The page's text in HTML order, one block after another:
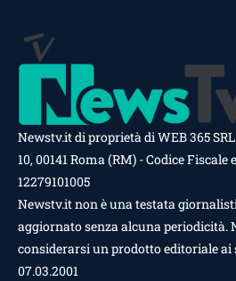
Newstv.it di proprietà di WEB 365
10, 00141 Roma (RM) - Codice Fiscale
12279101005
Newstv.it non è una testata
aggiornato senza alcuna periodicità.
considerarsi un prodotto editoriale ai
07.03.2001